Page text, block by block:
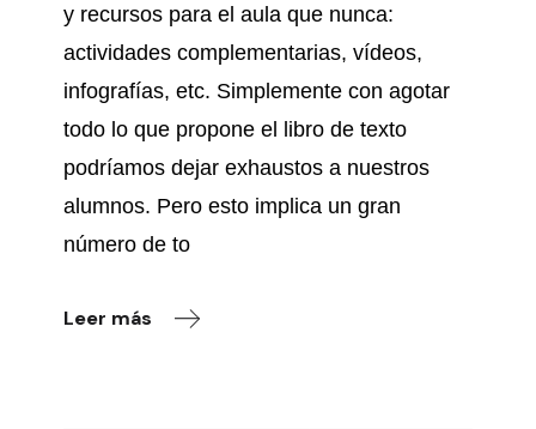
y recursos para el aula que nunca:
actividades complementarias, vídeos,
infografías, etc. Simplemente con agotar
todo lo que propone el libro de texto
podríamos dejar exhaustos a nuestros
alumnos. Pero esto implica un gran
número de to
Leer más